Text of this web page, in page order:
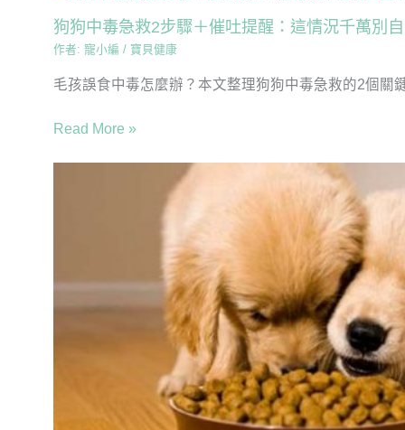
狗狗中毒急救2步驟＋催吐提醒：這情況千萬別
作者: 寵小編 / 寶貝健康
毛孩誤食中毒怎麼辦？本文整理狗狗中毒急救的2個關
Read More »